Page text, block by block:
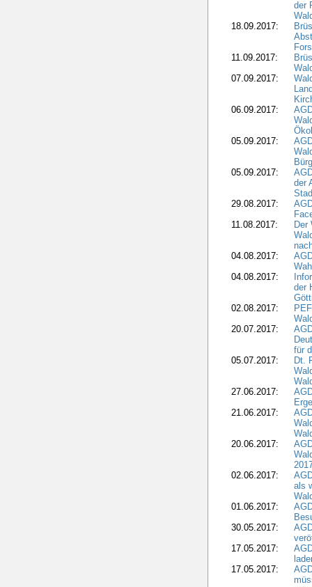
der
18.09.2017:
11.09.2017:
07.09.2017:
06.09.2017:
05.09.2017:
05.09.2017:
der
29.08.2017:
11.08.2017:
Der
04.08.2017:
04.08.2017:
der
02.08.2017:
20.07.2017:
für
05.07.2017:
Dt.
27.06.2017:
21.06.2017:
20.06.2017:
02.06.2017:
als
01.06.2017:
30.05.2017:
17.05.2017:
17.05.2017: